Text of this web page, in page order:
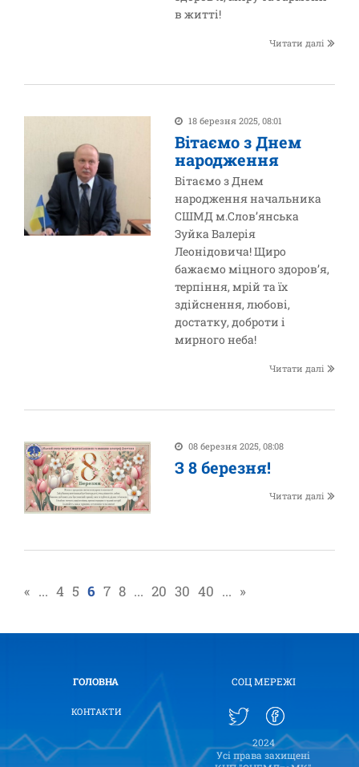
в житті!
Читати далі
18 березня 2025, 08:01
Вітаємо з Днем
народження
Вітаємо з Днем
народження начальника
СШМД м.Слов’янська
Зуйка Валерія
Леонідовича! Щиро
бажаємо міцного здоров’я,
терпіння, мрій та їх
здійснення, любові,
достатку, доброти і
мирного неба!
Читати далі
08 березня 2025, 08:08
З 8 березня!
Читати далі
« ... 4 5 6 7 8 ... 20 30 40 ... »
ГОЛОВНА
КОНТАКТИ
СОЦ МЕРЕЖІ
2024
Усі права захищені